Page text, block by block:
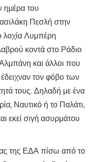
ημέρα του
Πεσλή στην
λοχία Λυμπέρη
κοντά στο Ράδιο
και άλλοι που
τον φόβο των
τους. Δηλαδή με ένα
Ναυτικό ή το Παλάτι,
εκεί σιγή ασυρμάτου
της ΕΔΑ πίσω από το